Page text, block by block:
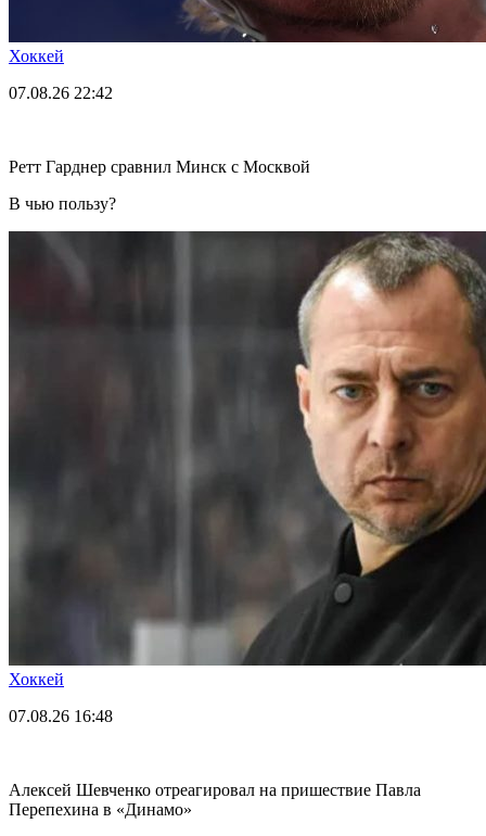
Хоккей
07.08.26 22:42
Ретт Гарднер сравнил Минск с Москвой
В чью пользу?
Хоккей
07.08.26 16:48
Алексей Шевченко отреагировал на пришествие Павла
Перепехина в «Динамо»